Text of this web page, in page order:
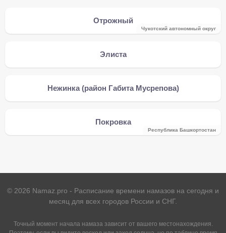
Отрожный
Чукотский автономный округ
Элиста
Нежинка (район Габита Мусрепова)
Покровка
Республика Башкортостан
© 2026 Namaz.pro - Расписание времени намазов на сегодня и
месяц для всех городов России и СНГ.
Точный момент начала намаза зависит от вашего местонахождения.